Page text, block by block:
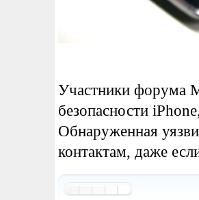
Участники форума
безопасности
Обнаруженная
контактам, даже